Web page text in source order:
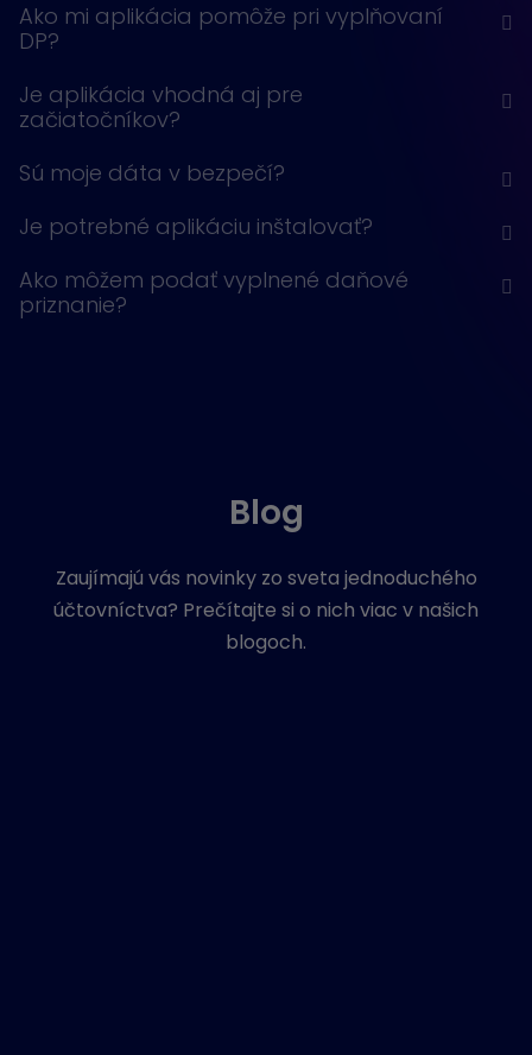
Ako mi aplikácia pomôže pri vyplňovaní
DP?
Je aplikácia vhodná aj pre
začiatočníkov?
Sú moje dáta v bezpečí?
Je potrebné aplikáciu inštalovať?
Ako môžem podať vyplnené daňové
priznanie?
Blog
Zaujímajú vás novinky zo sveta jednoduchého
účtovníctva? Prečítajte si o nich viac v našich
blogoch.